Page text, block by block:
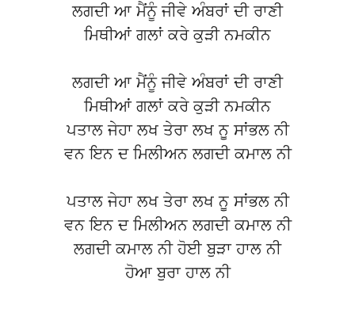
ਲਗਦੀ ਆ ਮੈਂਨੂੰ ਜੀਵੇ ਅੰਬਰਾਂ ਦੀ ਰਾਣੀ
ਮਿਥੀਆਂ ਗਲਾਂ ਕਰੇ ਕੁੜੀ ਨਮਕੀਨ
ਲਗਦੀ ਆ ਮੈਂਨੂੰ ਜੀਵੇ ਅੰਬਰਾਂ ਦੀ ਰਾਣੀ
ਮਿਥੀਆਂ ਗਲਾਂ ਕਰੇ ਕੁੜੀ ਨਮਕੀਨ
ਪਤਾਲ ਜੇਹਾ ਲਖ ਤੇਰਾ ਲਖ ਨੂ ਸਾਂਭਲ ਨੀ
ਵਨ ਇਨ ਦ ਮਿਲੀਅਨ ਲਗਦੀ ਕਮਾਲ ਨੀ
ਪਤਾਲ ਜੇਹਾ ਲਖ ਤੇਰਾ ਲਖ ਨੂ ਸਾਂਭਲ ਨੀ
ਵਨ ਇਨ ਦ ਮਿਲੀਅਨ ਲਗਦੀ ਕਮਾਲ ਨੀ
ਲਗਦੀ ਕਮਾਲ ਨੀ ਹੋਈ ਬੁੜਾ ਹਾਲ ਨੀ
ਹੋਆ ਬੁਰਾ ਹਾਲ ਨੀ